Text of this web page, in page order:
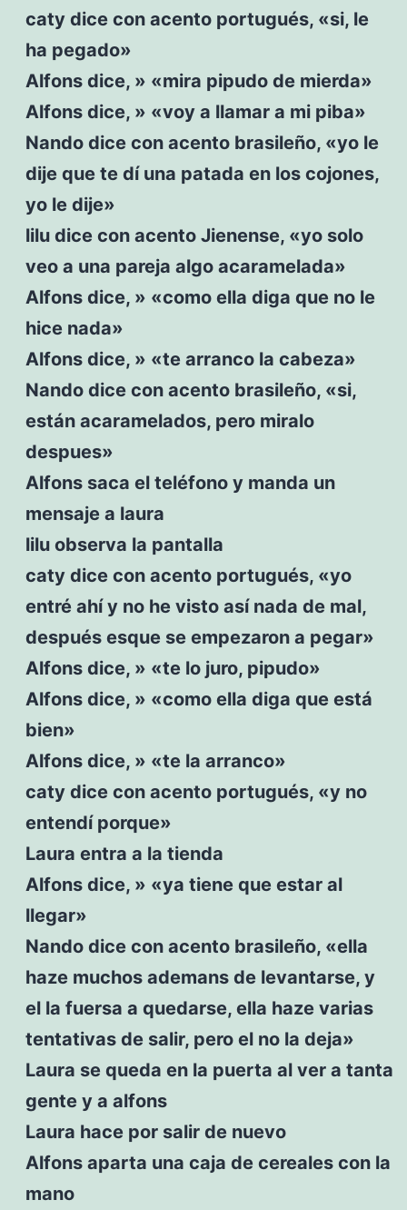
caty dice con acento portugués, «si, le
ha pegado»
Alfons dice, » «mira pipudo de mierda»
Alfons dice, » «voy a llamar a mi piba»
Nando dice con acento brasileño, «yo le
dije que te dí una patada en los cojones,
yo le dije»
lilu dice con acento Jienense, «yo solo
veo a una pareja algo acaramelada»
Alfons dice, » «como ella diga que no le
hice nada»
Alfons dice, » «te arranco la cabeza»
Nando dice con acento brasileño, «si,
están acaramelados, pero miralo
despues»
Alfons saca el teléfono y manda un
mensaje a laura
lilu observa la pantalla
caty dice con acento portugués, «yo
entré ahí y no he visto así nada de mal,
después esque se empezaron a pegar»
Alfons dice, » «te lo juro, pipudo»
Alfons dice, » «como ella diga que está
bien»
Alfons dice, » «te la arranco»
caty dice con acento portugués, «y no
entendí porque»
Laura entra a la tienda
Alfons dice, » «ya tiene que estar al
llegar»
Nando dice con acento brasileño, «ella
haze muchos ademans de levantarse, y
el la fuersa a quedarse, ella haze varias
tentativas de salir, pero el no la deja»
Laura se queda en la puerta al ver a tanta
gente y a alfons
Laura hace por salir de nuevo
Alfons aparta una caja de cereales con la
mano